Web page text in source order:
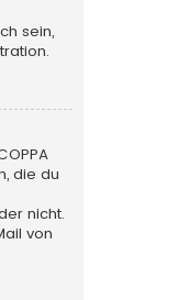
sein,
die du
nicht.
von